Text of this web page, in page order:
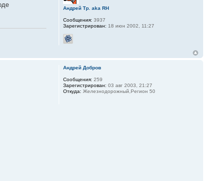
Андрей Тр. aka RH
Сообщения: 3937
Зарегистрирован: 18 июн 2002, 11:27
Андрей Добров
Сообщения: 259
Зарегистрирован: 03 авг 2003, 21:27
Откуда: Железнодорожный,Регион 50